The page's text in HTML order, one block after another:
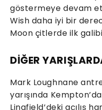
göstermeye devam
Wish daha iyi bir
Moon çitlerde ilk
DİĞER
Mark Loughnane
yarışında
Lingfield’deki açılış